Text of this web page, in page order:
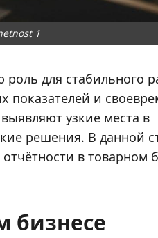
1
для стабильного
и
узкие места в
решения. В данной
в товарном
бизнесе